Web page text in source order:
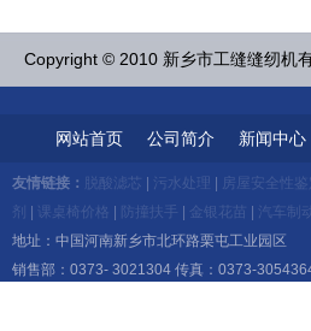
Copyright © 2010 新乡市工缝缝纫机
网站首页 公司简介 新闻中心
友情链接： 脱酸滤芯 污水处理 房屋安全性鉴
剂
课桌椅价格 防撞扶手 金银花苗 汽车制
地址：中国河南新乡市北环路栗屯工业园
销售部：0373- 3021304 传真：0373-